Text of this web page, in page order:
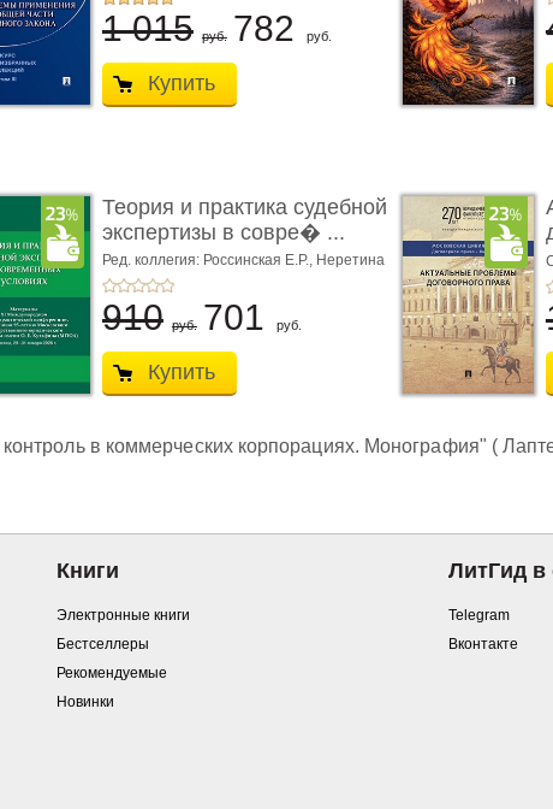
1 015 руб. 782 руб.
Купить
Теория и практика судебной
экспертизы в совре� ...
Ред. коллегия: Россинская Е.Р., Неретина
Н.С.,Чернявская М.С.
910 руб. 701 руб.
Купить
в коммерческих корпорациях. Монография" (
Книги
Электронные книги
Бестселлеры
Рекомендуемые
Новинки
ЛитГид в
Telegram
Вконтакте